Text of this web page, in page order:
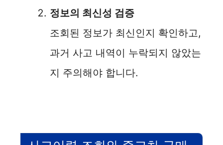
정보의 최신성 검증
조회된 정보가 최신인지 확인하고,
과거 사고 내역이 누락되지 않았는
지 주의해야 합니다.